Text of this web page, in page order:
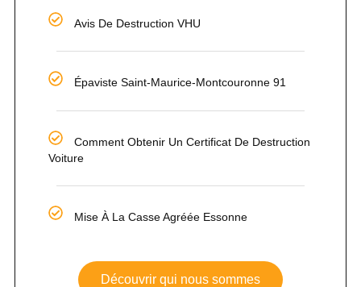
Avis De Destruction VHU
Épaviste Saint-Maurice-Montcouronne 91
Comment Obtenir Un Certificat De Destruction
Voiture
Mise À La Casse Agréée Essonne
Découvrir qui nous sommes